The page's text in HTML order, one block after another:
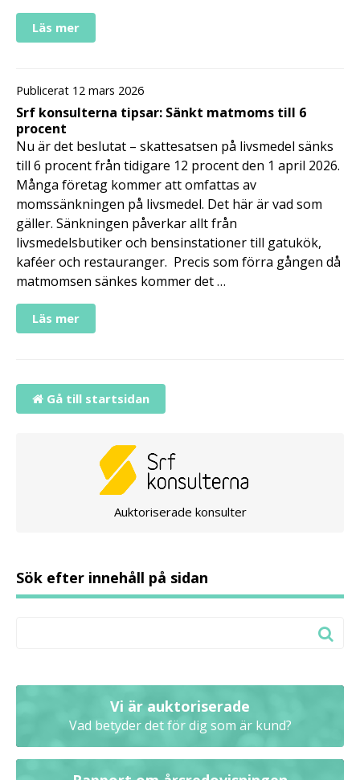
Läs mer
Publicerat 12 mars 2026
Srf konsulterna tipsar: Sänkt matmoms till 6
procent
Nu är det beslutat – skattesatsen på livsmedel sänks
till 6 procent från tidigare 12 procent den 1 april 2026.
Många företag kommer att omfattas av
momssänkningen på livsmedel. Det här är vad som
gäller. Sänkningen påverkar allt från
livsmedelsbutiker och bensinstationer till gatukök,
kaféer och restauranger. Precis som förra gången då
matmomsen sänkes kommer det …
Läs mer
Gå till startsidan
Auktoriserade konsulter
Sök efter innehåll på sidan
Vi är auktoriserade
Vad betyder det för dig som är kund?